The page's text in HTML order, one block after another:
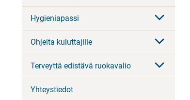
Hygieniapassi
Ohjeita kuluttajille
Terveyttä edistävä ruokavalio
Yhteystiedot